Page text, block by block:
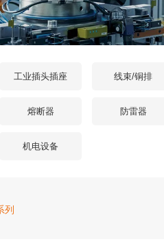
工业插头插座 线束/铜排
熔断器 防雷器
机电设备
列